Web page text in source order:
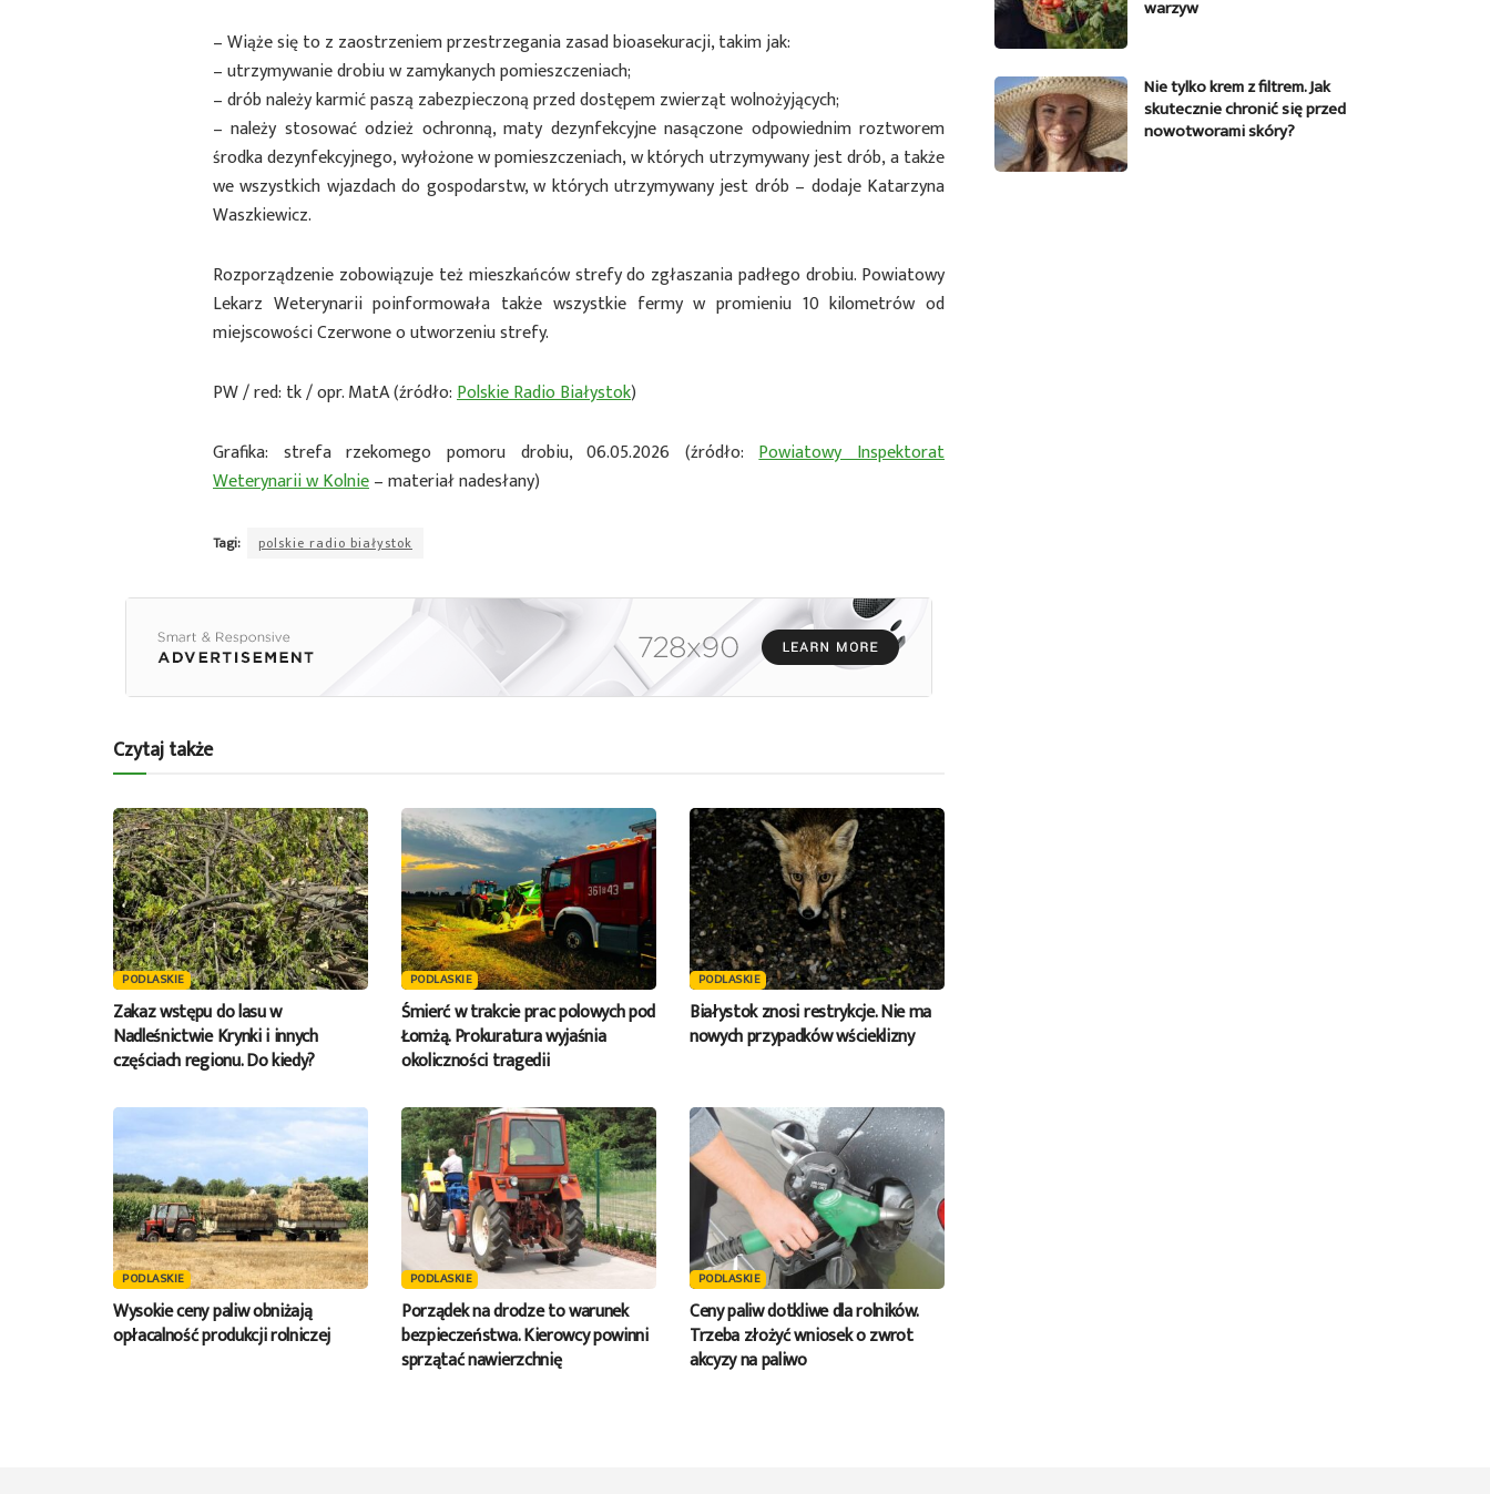
– Wiąże się to z zaostrzeniem przestrzegania zasad bioasekuracji, takim jak:
– utrzymywanie drobiu w zamykanych pomieszczeniach;
– drób należy karmić paszą zabezpieczoną przed dostępem zwierząt wolnożyjących;
– należy stosować odzież ochronną, maty dezynfekcyjne nasączone odpowiednim roztworem
środka dezynfekcyjnego, wyłożone w pomieszczeniach, w których utrzymywany jest drób, a także
we wszystkich wjazdach do gospodarstw, w których utrzymywany jest drób – dodaje Katarzyna
Waszkiewicz.
Rozporządzenie zobowiązuje też mieszkańców strefy do zgłaszania padłego drobiu. Powiatowy
Lekarz Weterynarii poinformowała także wszystkie fermy w promieniu 10 kilometrów od
miejscowości Czerwone o utworzeniu strefy.
PW / red: tk / opr. MatA (źródło:Polskie Radio Białystok)
Grafika: strefa rzekomego pomoru drobiu, 06.05.2026 (źródło:Powiatowy Inspektorat
Weterynarii w Kolnie– materiał nadesłany)
Tagi: polskie radio białystok
Czytaj także
PODLASKIE
Zakaz wstępu do lasu w
Nadleśnictwie Krynki i innych
częściach regionu. Do kiedy?
PODLASKIE
Śmierć w trakcie prac polowych pod
Łomżą. Prokuratura wyjaśnia
okoliczności tragedii
PODLASKIE
Białystok znosi restrykcje. Nie ma
nowych przypadków wścieklizny
PODLASKIE
Wysokie ceny paliw obniżają
opłacalność produkcji rolniczej
PODLASKIE
Porządek na drodze to warunek
bezpieczeństwa. Kierowcy powinni
sprzątać nawierzchnię
PODLASKIE
Ceny paliw dotkliwe dla rolników.
Trzeba złożyć wniosek o zwrot
akcyzy na paliwo
warzyw
Nie tylko krem z filtrem. Jak
skutecznie chronić się przed
nowotworami skóry?